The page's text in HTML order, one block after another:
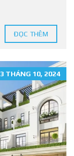
ĐỌC THÊM
3 THÁNG 10, 2024